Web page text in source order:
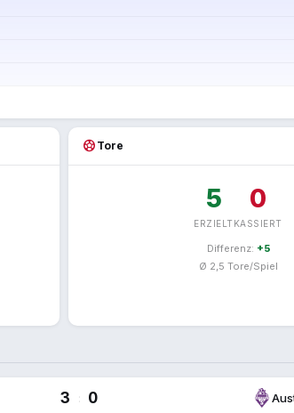
sports_soccer Tore
5
ERZIELT
0
KASSIERT
Differenz: +5
Ø 2,5 Tore/Spiel
3 : 0